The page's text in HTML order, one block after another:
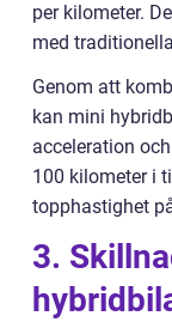
per kilometer.
med
Genom att
kan mini
acceleration
100 kilometer i
topphastighet
3.